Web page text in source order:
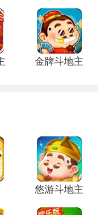
游出完一手牌
将分数让给出牌
，适合各类玩家
版 6.7 安卓
版
金牌斗地主
悠游斗地主
1.0.8 安卓